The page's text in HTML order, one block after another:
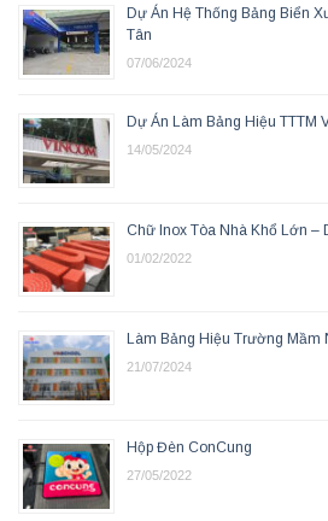
Dự Án Hệ Thống Bảng Biển
Tân
07/06/2024
Dự Án Làm Bảng Hiệu TTTM
14/05/2024
Chữ Inox Tòa Nhà Khổ Lớn –
01/02/2022
Làm Bảng Hiệu Trường Mầm
21/07/2024
Hộp Đèn ConCung
27/05/2022